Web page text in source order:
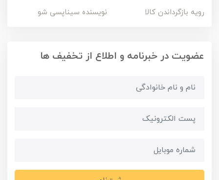
رویه بازگرداندن کالا
نویسنده سیناپسی شو
عضویت در خبرنامه و اطلاع از تخفیف ها